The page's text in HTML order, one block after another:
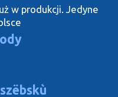
w produkcji. Jedyne